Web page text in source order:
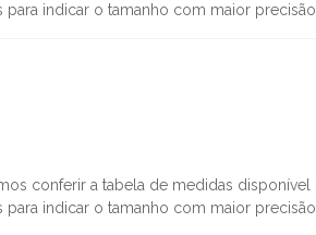
indicar o tamanho com maior
conferir a tabela de medidas
indicar o tamanho com maior